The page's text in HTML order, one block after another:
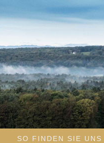
SO FINDEN SIE